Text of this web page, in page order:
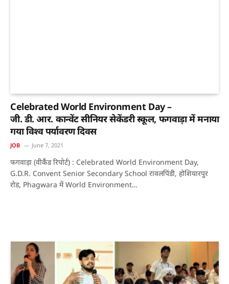
Celebrated World Environment Day –
जी. डी. आर. कान्वेंट सीनियर सेकेंडरी स्कूल, फगवाड़ा में मनाया
गया विश्व पर्यावरण दिवस
JOB June 7, 2021
फगवाड़ा (वीकैंड रिपोर्ट) : Celebrated World Environment Day,
G.D.R. Convent Senior Secondary School रावलपिंडी, होशियारपुर
रोड, Phagwara में World Environment…